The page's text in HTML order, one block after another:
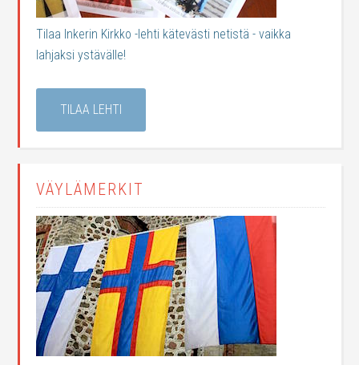
Tilaa Inkerin Kirkko -lehti kätevästi netistä - vaikka
lahjaksi ystävälle!
TILAA LEHTI
VÄYLÄMERKIT